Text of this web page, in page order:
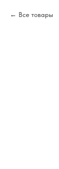
Все товары